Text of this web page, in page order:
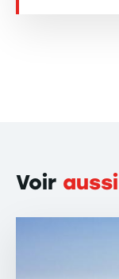
Voir aussi